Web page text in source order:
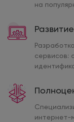
на
сервисов:
интернет-